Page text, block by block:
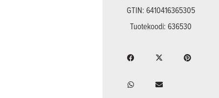
GTIN: 6410416365305
Tuotekoodi: 636530